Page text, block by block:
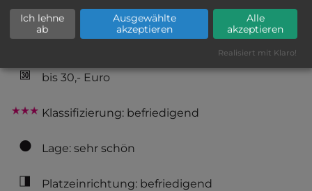
Ausstattung:
ECO-Auszeichnung
bis 30,- Euro
Klassifizierung: befriedigend
Lage: sehr schön
Platzeinrichtung: befriedigend
Ich lehne
ab
Ausgewählte
akzeptieren
Alle
akzeptieren
Realisiert mit Klaro!